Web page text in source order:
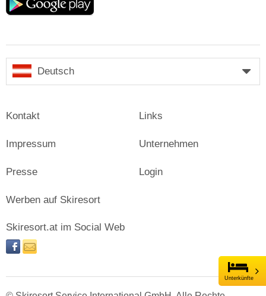
Unterkünfte
Deutsch
Kontakt
Impressum
Presse
Links
Unternehmen
Login
Werben auf Skiresort
Skiresort.at im Social Web
facebooknewsletter